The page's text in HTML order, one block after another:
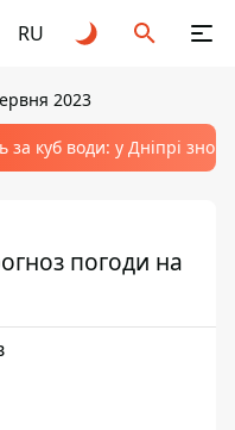
RU
2023
за куб води: у Дніпрі
погоди на